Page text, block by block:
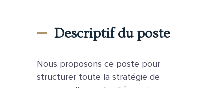
Descriptif du poste
Nous proposons ce poste pour
structurer toute la stratégie de